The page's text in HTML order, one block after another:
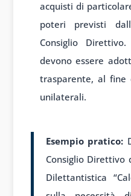
acquisti di
poteri previsti
Consiglio
devono essere
trasparente, al fine
unilaterali.
Esempio pratico:
Consiglio Direttivo
Dilettantistica